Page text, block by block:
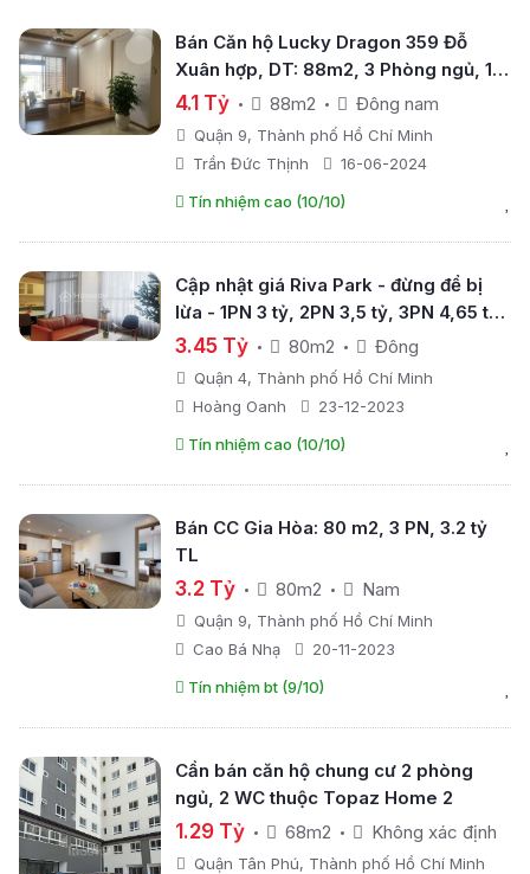
Bán Căn hộ Lucky Dragon 359 Đỗ
Xuân hợp, DT: 88m2, 3 Phòng ngủ, 1
Phòng khách, 2 WC, hướng cửa Đông
Nam - ban công Tây Nam; full nội thất
4.1 Tỷ 88m2 Đông nam
Quận 9, Thành phố Hồ Chí Minh
Trần Đức Thịnh
16-06-2024
Tín nhiệm cao (10/10)
Cập nhật giá Riva Park - đừng để bị
lừa - 1PN 3 tỷ, 2PN 3,5 tỷ, 3PN 4,65 tỷ
SHVV, ven sông, LK Q1
3.45 Tỷ 80m2 Đông
Quận 4, Thành phố Hồ Chí Minh
Hoàng Oanh
23-12-2023
Tín nhiệm cao (10/10)
Bán CC Gia Hòa: 80 m2, 3 PN, 3.2 tỷ
TL
3.2 Tỷ 80m2 Nam
Quận 9, Thành phố Hồ Chí Minh
Cao Bá Nhạ
20-11-2023
Tín nhiệm bt (9/10)
Cần bán căn hộ chung cư 2 phòng
ngủ, 2 WC thuộc Topaz Home 2
1.29 Tỷ 68m2 Không xác định
Quận Tân Phú, Thành phố Hồ Chí Minh